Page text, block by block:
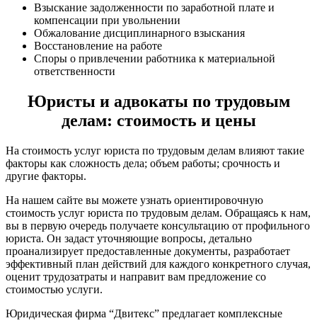
Взыскание задолженности по заработной плате и
компенсации при увольнении
Обжалование дисциплинарного взыскания
Восстановление на работе
Споры о привлечении работника к материальной
ответственности
Юристы и адвокаты по трудовым
делам: стоимость и цены
На стоимость услуг юриста по трудовым делам влияют такие
факторы как сложность дела; объем работы; срочность и
другие факторы.
На нашем сайте вы можете узнать ориентировочную
стоимость услуг юриста по трудовым делам. Обращаясь к нам,
вы в первую очередь получаете консультацию от профильного
юриста. Он задаст уточняющие вопросы, детально
проанализирует предоставленные документы, разработает
эффективный план действий для каждого конкретного случая,
оценит трудозатраты и направит вам предложение со
стоимостью услуги.
Юридическая фирма “Двитекс” предлагает комплексные